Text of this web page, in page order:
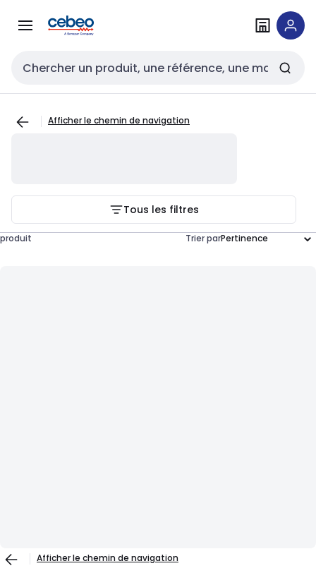
navigationau
Entrée de recherche
Afficher le chemin de navigation
Tous les filtres
produit Trier par
Afficher le chemin de navigation